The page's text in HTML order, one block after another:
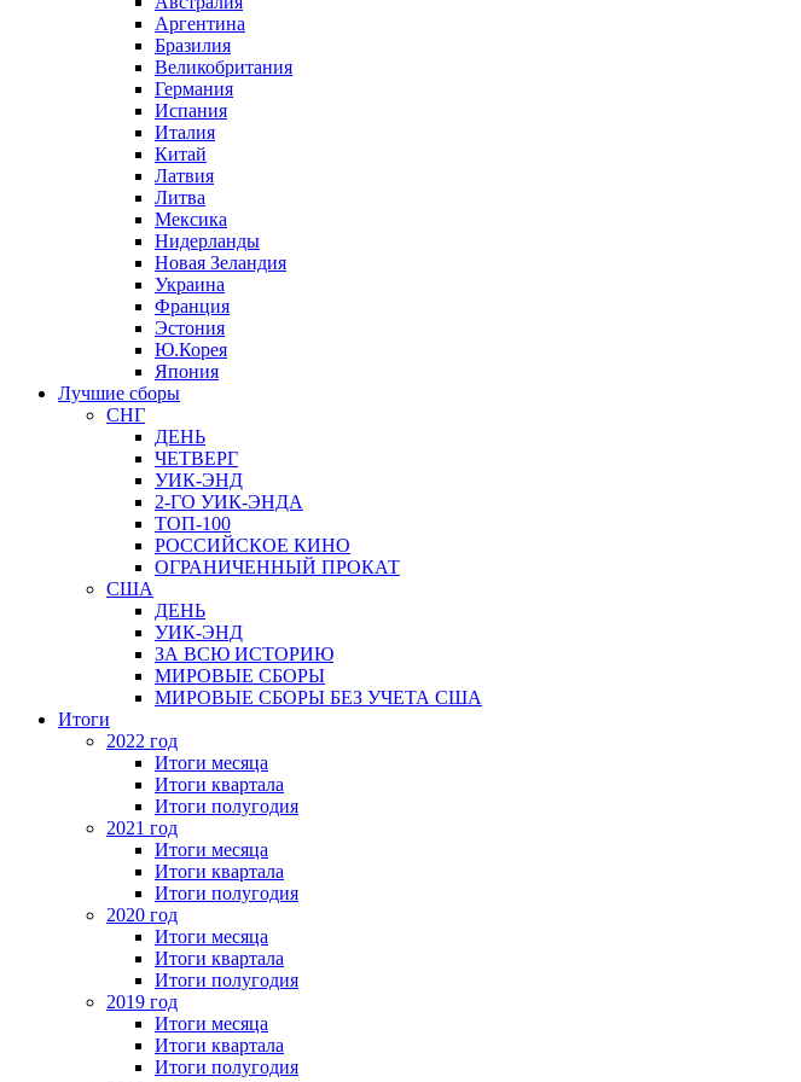
Аргентина
Бразилия
Великобритания
Германия
Испания
Италия
Китай
Латвия
Литва
Мексика
Нидерланды
Новая Зеландия
Украина
Франция
Эстония
Ю.Корея
Япония
Лучшие сборы
СНГ
ДЕНЬ
ЧЕТВЕРГ
УИК-ЭНД
2-ГО УИК-ЭНДА
ТОП-100
РОССИЙСКОЕ КИНО
ОГРАНИЧЕННЫЙ ПРОКАТ
США
ДЕНЬ
УИК-ЭНД
ЗА ВСЮ ИСТОРИЮ
МИРОВЫЕ СБОРЫ
МИРОВЫЕ СБОРЫ БЕЗ УЧЕТА США
Итоги
2022 год
Итоги месяца
Итоги квартала
Итоги полугодия
2021 год
Итоги месяца
Итоги квартала
Итоги полугодия
2020 год
Итоги месяца
Итоги квартала
Итоги полугодия
2019 год
Итоги месяца
Итоги квартала
Итоги полугодия